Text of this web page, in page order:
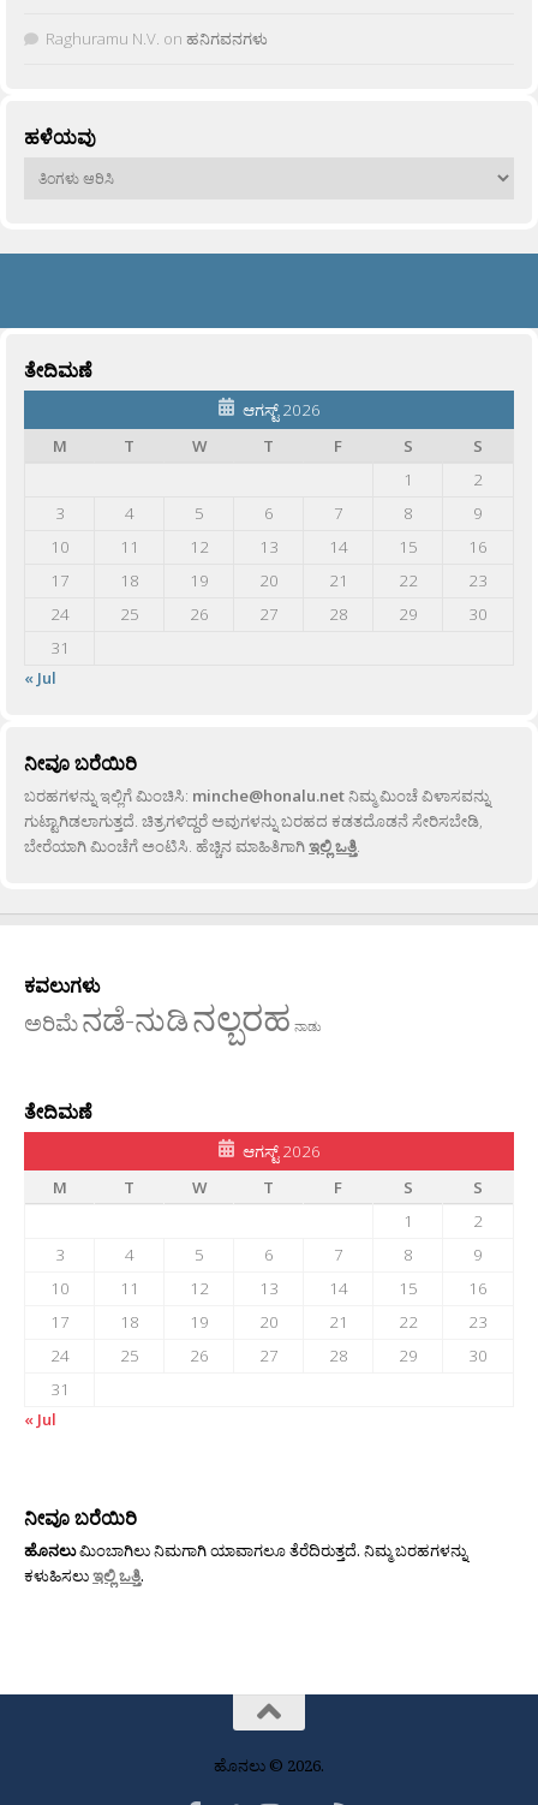
Raghuramu N.V. on ಹನಿಗವನಗಳು
ಹಳೆಯವು
ಹಳೆಯವು
ತೇದಿಮಣೆ
ಆಗಸ್ಟ್ 2026
M
T W T F S
S
1
2
3
4 5 6 7 8
9
10
11 12 13 14 15
16
17
18 19 20 21 22
23
24
25 26 27 28 29
30
31
« Jul
ನೀವೂ ಬರೆಯಿರಿ
ಬರಹಗಳನ್ನು ಇಲ್ಲಿಗೆ ಮಿಂಚಿಸಿ: minche@honalu.netನಿಮ್ಮ ಮಿಂಚೆ ವಿಳಾಸವನ್ನು
ಗುಟ್ಟಾಗಿಡಲಾಗುತ್ತದೆ. ಚಿತ್ರಗಳಿದ್ದರೆ ಅವುಗಳನ್ನು ಬರಹದ ಕಡತದೊಡನೆ ಸೇರಿಸಬೇಡಿ,
ಬೇರೆಯಾಗಿ ಮಿಂಚೆಗೆ ಅಂಟಿಸಿ. ಹೆಚ್ಚಿನ ಮಾಹಿತಿಗಾಗಿಇಲ್ಲಿ ಒತ್ತಿ.
ಕವಲುಗಳು
ಅರಿಮೆನಡೆ-ನುಡಿನಲ್ಬರಹ ನಾಡು
ತೇದಿಮಣೆ
ಆಗಸ್ಟ್ 2026
M
T W T F S
S
1
2
3
4 5 6 7 8
9
10
11 12 13 14 15
16
17
18 19 20 21 22
23
24
25 26 27 28 29
30
31
« Jul
ನೀವೂ ಬರೆಯಿರಿ
ಹೊನಲುಮಿಂಬಾಗಿಲು ನಿಮಗಾಗಿ ಯಾವಾಗಲೂ ತೆರೆದಿರುತ್ತದೆ. ನಿಮ್ಮ ಬರಹಗಳನ್ನು
ಕಳುಹಿಸಲುಇಲ್ಲಿ ಒತ್ತಿ.
ಹೊನಲು © 2026.